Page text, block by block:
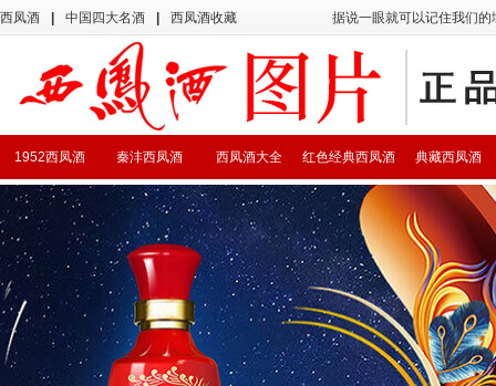
西凤酒 中国四大名酒 西凤酒收藏 据说一眼就可以记住我们
典藏西凤酒
红色经典西凤酒
西凤酒大全
秦沣西凤酒
1952西凤酒